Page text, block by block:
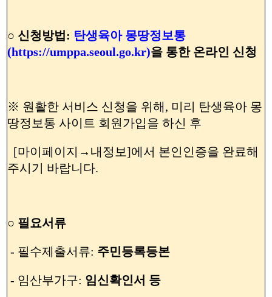
○ 신청방법: 탄생육아 몽땅정보통
(https://umppa.seoul.go.kr)을 통한 온라인 신청
※ 원활한 서비스 신청을 위해, 미리 탄생육아 몽
땅정보통 사이트 회원가입을 하신 후
[마이페이지→내정보]에서 본인인증을 완료해
주시기 바랍니다.
○ 필요서류
- 필수제출서류: 주민등록등본
- 임산부가구: 임신확인서 등